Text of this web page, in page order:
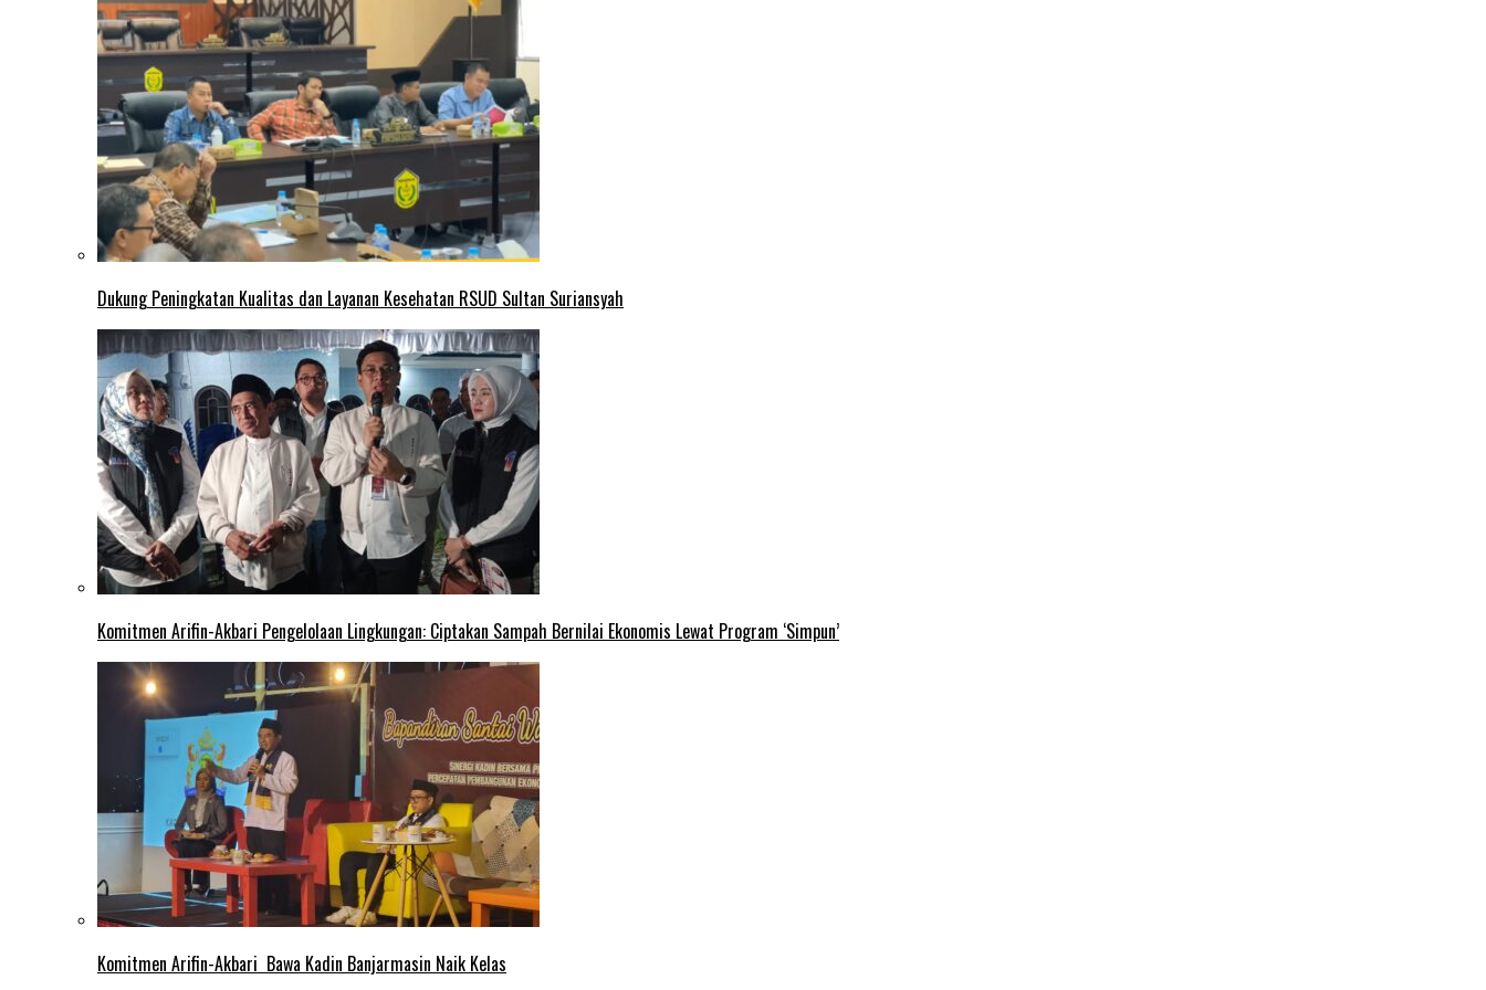
Dukung Peningkatan Kualitas dan Layanan Kesehatan RSUD Sultan Suriansyah
Komitmen Arifin-Akbari Pengelolaan Lingkungan: Ciptakan Sampah Bernilai Ekonomis Lewat Program ‘Simpun’
Komitmen Arifin-Akbari Bawa Kadin Banjarmasin Naik Kelas